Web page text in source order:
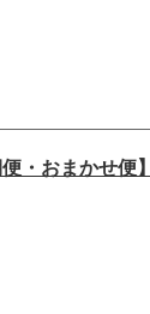
・おまかせ便】